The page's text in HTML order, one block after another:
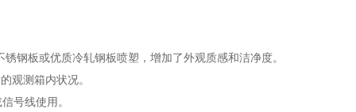
钢板或优质冷轧钢板喷塑，增加了外观质感和洁净度。
观测箱内状况。
号线使用。